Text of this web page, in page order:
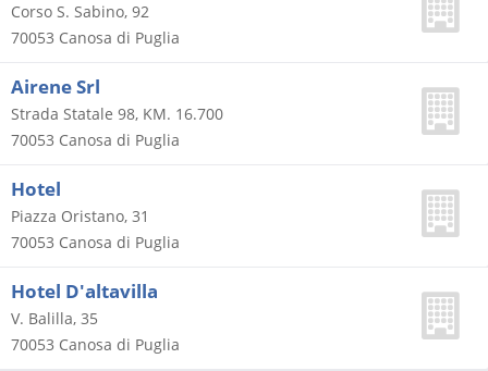
Corso S. Sabino, 92
70053 Canosa di Puglia
Airene Srl
Strada Statale 98, KM. 16.700
70053 Canosa di Puglia
Hotel
Piazza Oristano, 31
70053 Canosa di Puglia
Hotel D'altavilla
V. Balilla, 35
70053 Canosa di Puglia